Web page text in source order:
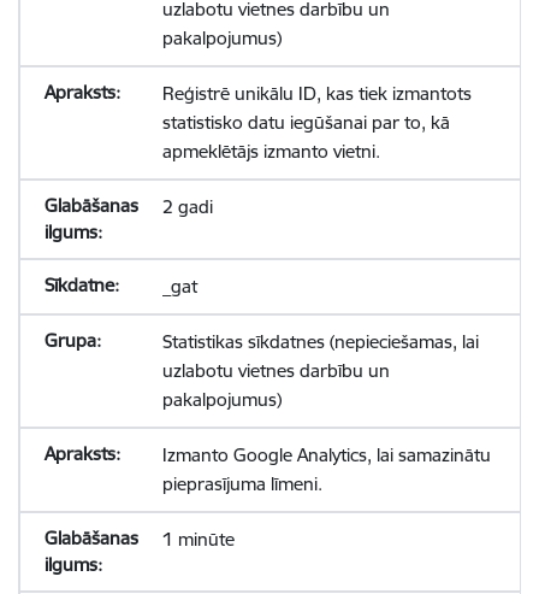
uzlabotu vietnes darbību un
pakalpojumus)
Reģistrē unikālu ID, kas tiek izmantots
statistisko datu iegūšanai par to, kā
apmeklētājs izmanto vietni.
2 gadi
_gat
Statistikas sīkdatnes (nepieciešamas, lai
uzlabotu vietnes darbību un
pakalpojumus)
Izmanto Google Analytics, lai samazinātu
pieprasījuma līmeni.
1 minūte